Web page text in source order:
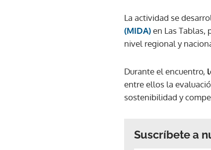
La actividad se
(MIDA)en Las Tablas,
nivel regional y
Durante el encuentro,
entre ellos la
sostenibilidad y
Suscríbete a